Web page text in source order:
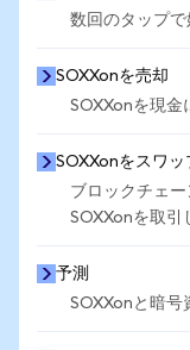
数回のタップで
SOXXonを売却
SOXXonを現金
SOXXonをスワッ
ブロックチェ
SOXXonを取引
予測
SOXXonと暗号